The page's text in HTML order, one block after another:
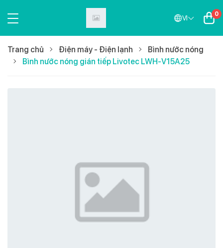
VI 0
Trang chủ Điện máy - Điện lạnh
Bình nước nóng
Bình nước nóng gián tiếp Livotec LWH-V15A25